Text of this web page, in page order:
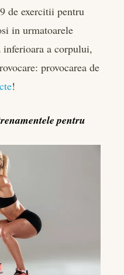
de exercitii pentru
in urmatoarele
inferioara a corpului,
provocarea de
!
pentru